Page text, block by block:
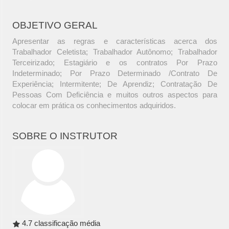
OBJETIVO GERAL
Apresentar as regras e características acerca dos
Trabalhador Celetista; Trabalhador Autônomo; Trabalhador
Terceirizado; Estagiário e os contratos Por Prazo
Indeterminado; Por Prazo Determinado /Contrato De
Experiência; Intermitente; De Aprendiz; Contratação De
Pessoas Com Deficiência e muitos outros aspectos para
colocar em prática os conhecimentos adquiridos.
SOBRE O INSTRUTOR
4.7 classificação média